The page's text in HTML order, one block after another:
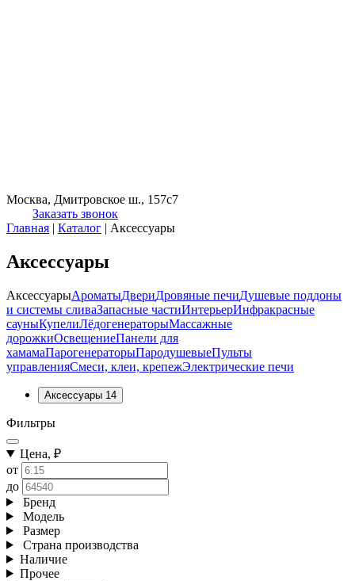
Москва, Дмитровское ш., 157с7
Заказать звонок
Главная | Каталог | Аксессуары
Аксессуары
АксессуарыАроматыДвериДровяные печиДушевые поддоны
и системы сливаЗапасные частиИнтерьерИнфракрасные
сауныКупелиЛёдогенераторыМассажные
дорожкиОсвещениеПанели для
хамамаПарогенераторыПародушевыеПульты
управленияСмеси, клеи, крепежЭлектрические печи
Аксессуары 14
Фильтры
Цена, ₽
от
до
Бренд
Модель
Размер
Страна производства
Наличие
Прочее